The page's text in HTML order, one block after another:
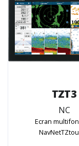
TZT3
NC
Ecran